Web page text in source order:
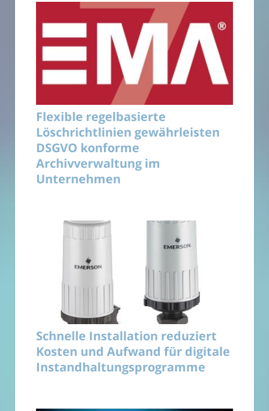
Flexible regelbasierte
Löschrichtlinien gewährleisten
DSGVO konforme
Archivverwaltung im
Unternehmen
Schnelle Installation reduziert
Kosten und Aufwand für digitale
Instandhaltungsprogramme